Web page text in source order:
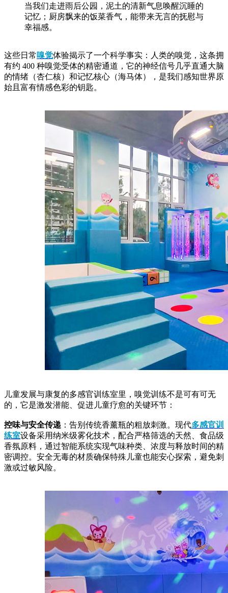
当我们走进雨后公园，泥土的清新气息唤醒沉睡的
记忆；厨房飘来的饭菜香气，能带来无言的抚慰与
幸福感。
这些日常 嗅觉体验揭示了一个科学事实：人类的嗅觉，这条拥
有约 400 种嗅觉受体的精密通道，它的神经信号几乎直通大脑
的情绪（杏仁核）和记忆核心（海马体），是我们感知世界原
始且富有情感色彩的钥匙。
儿童发展与康复的多感官训练室里，嗅觉训练不是可有可无
的，它是激发潜能、促进儿童疗愈的关键环节：​
控味与安全传递 ：告别传统香薰瓶的粗放刺激。现代多感官训
练室设备采用纳米级雾化技术，配合严格筛选的天然、食品级
香氛原料，通过智能系统实现气味种类、浓度与释放时间的精
密调控。安全无毒的材质确保特殊儿童也能安心探索，避免刺
激或过敏风险。